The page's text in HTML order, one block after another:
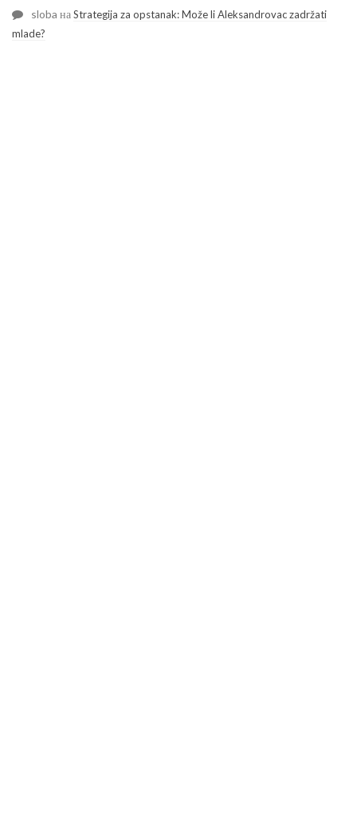
sloba наStrategija za opstanak: Može li Aleksandrovac zadržati
mlade?